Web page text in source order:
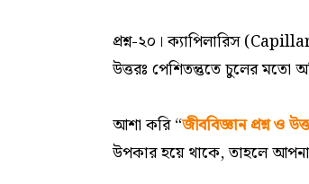
প্রশ্ন-২০। ক্যাপিলারিস
উত্তরঃ পেশিতন্তুতে চুলের মতো
আশা করি“জীববিজ্ঞান প্রশ্ন ও
উপকার হয়ে থাকে, তাহলে